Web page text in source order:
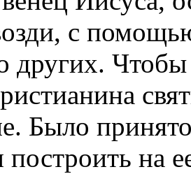
с
других.
Было
на